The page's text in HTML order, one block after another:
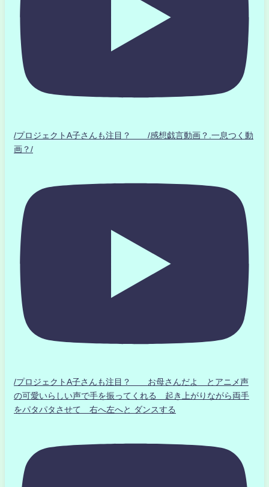
/プロジェクトA子さんも注目？ /感想戯言動画？.一息つく動
画？/
/プロジェクトA子さんも注目？ お母さんだよ とアニメ声
の可愛いらしい声で手を振ってくれる 起き上がりながら両手
をパタパタさせて 右へ左へと ダンスする